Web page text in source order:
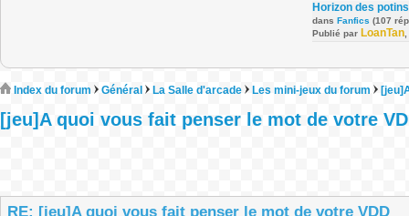
Horizon des potins
dans Fanfics (107
Publié par LoanTan
Index du forum Général La Salle d'arcade Les mini-jeux du forum
[jeu]A quoi vous fait penser le mot de votre
RE: [jeu]A quoi vous fait penser le mot de votre VDD